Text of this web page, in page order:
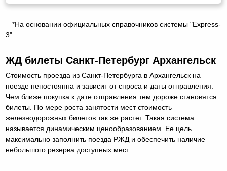
*На основании официальных справочников системы "Express-
3".
ЖД билеты Санкт-Петербург Архангельск
Стоимость проезда из Санкт-Петербурга в Архангельск на
поезде непостоянна и зависит от спроса и даты отправления.
Чем ближе покупка к дате отправления тем дороже становятся
билеты. По мере роста занятости мест стоимость
железнодорожных билетов так же растет. Такая система
называется динамическим ценообразованием. Ее цель
максимально заполнить поезда РЖД и обеспечить наличие
небольшого резерва доступных мест.